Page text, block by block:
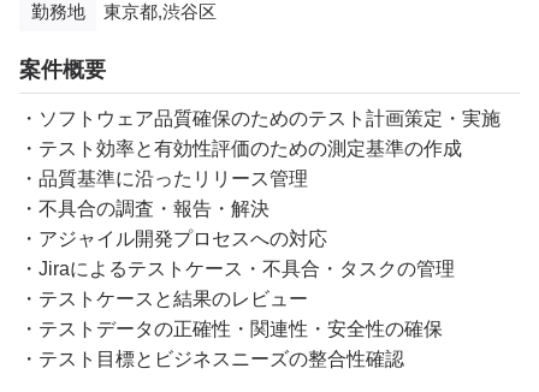
勤務地 東京都,渋谷区
案件概要
・ソフトウェア品質確保のためのテスト計画策定・実施
・テスト効率と有効性評価のための測定基準の作成
・品質基準に沿ったリリース管理
・不具合の調査・報告・解決
・アジャイル開発プロセスへの対応
・Jiraによるテストケース・不具合・タスクの管理
・テストケースと結果のレビュー
・テストデータの正確性・関連性・安全性の確保
・テスト目標とビジネスニーズの整合性確認